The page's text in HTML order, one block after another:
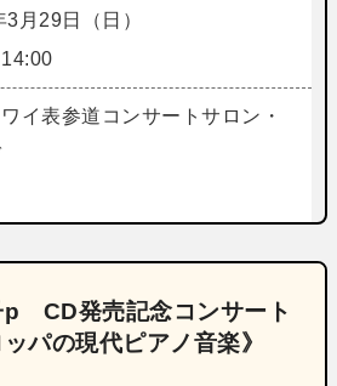
3月29日（日）
ワイ表参道コンサートサロン・
p CD発売記念コンサート
パの現代ピアノ音楽》